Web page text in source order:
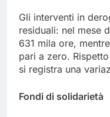
Gli interventi in
residuali: nel mese
631 mila ore,
pari a zero.
si registra una
Fondi di solidarietà